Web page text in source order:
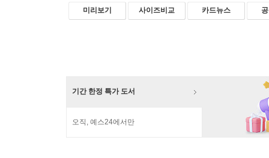
미리보기 사이즈비교 카드뉴스
기간 한정 특가 도서
오직, 예스24에서만